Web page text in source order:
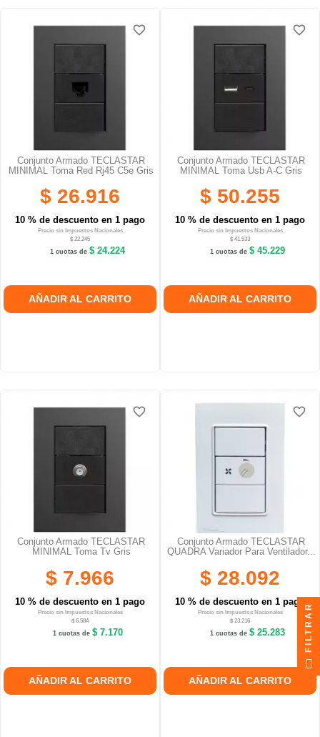
Conjunto Armado TECLASTAR
MINIMAL Toma Red Rj45 C5e Gris
$ 26.916
10 % de descuento en 1 pago
Precio sin Impuestos Nacionales
$ 22.245
1 cuotas de$ 24.224
AÑADIR AL CARRITO
favorite_border
favorite_border
favorite_border
Conjunto Armado TECLASTAR
MINIMAL Toma Usb A-C Gris
$ 50.255
10 % de descuento en 1 pago
Precio sin Impuestos Nacionales
$ 41.533
1 cuotas de$ 45.229
AÑADIR AL CARRITO
favorite_border
favorite_border
favorite_border
Conjunto Armado TECLASTAR
MINIMAL Toma Tv Gris
$ 7.966
10 % de descuento en 1 pago
Precio sin Impuestos Nacionales
$ 6.584
1 cuotas de $ 7.170
AÑADIR AL CARRITO
favorite_border
favorite_border
favorite_border
Conjunto Armado TECLASTAR
QUADRA Variador Para Ventilador...
$ 28.092
10 % de descuento en 1 pago
Precio sin Impuestos Nacionales
$ 23.216
1 cuotas de$ 25.283
AÑADIR AL CARRITO
favorite_border
favorite_border
favorite_border
FILTRAR